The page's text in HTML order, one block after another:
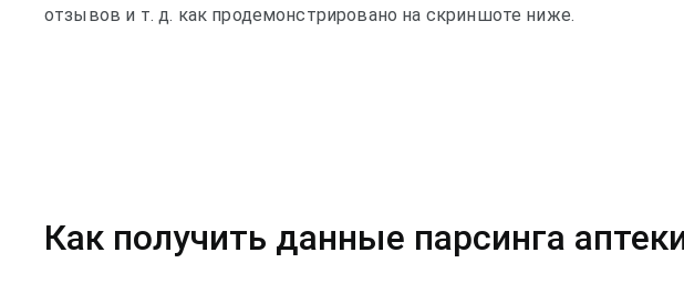
отзывов и т. д. как продемонстрировано на скриншоте ниже.
Как получить данные парсинга